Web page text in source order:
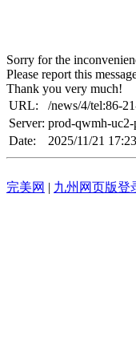
Sorry for the
Please report this
Thank you very much!
URL:
/news/4/tel:86-
Server: prod-qwmh-
Date:
2025/11/21
完美网 | 九州网页版登